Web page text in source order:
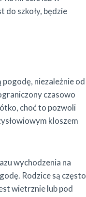
do szkoły, będzie
niezależnie od
czasowo
choć to pozwoli
kloszem
wychodzenia na
Rodzice są często
wietrznie lub pod